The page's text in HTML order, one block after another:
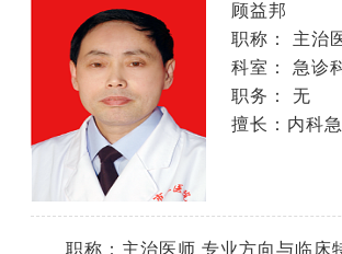
顾益邦
职称： 主治
科室： 急诊
职务： 无
擅长：内科
职称：主治医师 专业方向与临床